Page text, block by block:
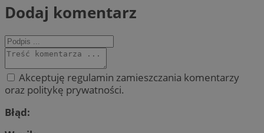
Dodaj komentarz
Akceptuję regulamin zamieszczania komentarzy
oraz politykę prywatności.
Błąd: